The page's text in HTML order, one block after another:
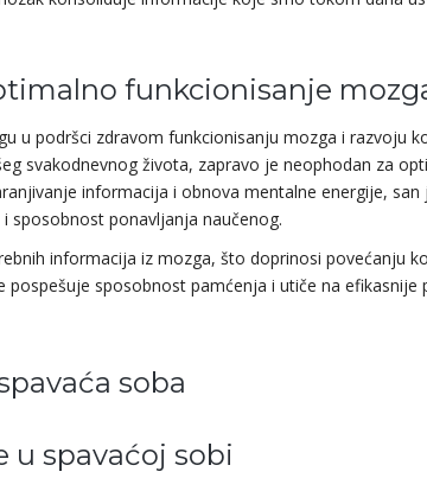
funkcionisanje
u podršci zdravom funkcionisanju mozga i razvoju
svakodnevnog života, zapravo je neophodan za
informacija i obnova mentalne energije,
sposobnost ponavljanja naučenog.
informacija iz mozga, što doprinosi povećanju
sposobnost pamćenja i utiče na efikasnije
u spavaćoj sobi